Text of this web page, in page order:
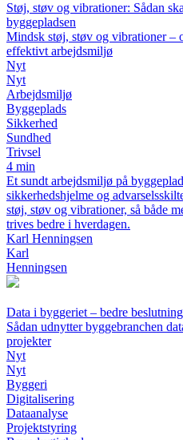
Støj, støv og vibrationer: Sådan
byggepladsen
Mindsk støj, støv og vibrationer –
effektivt arbejdsmiljø
Nyt
Nyt
Arbejdsmiljø
Byggeplads
Sikkerhed
Sundhed
Trivsel
4 min
Et sundt arbejdsmiljø på
sikkerhedshjelme og
støj, støv og vibrationer, så både
trives bedre i hverdagen.
Karl Henningsen
Karl
Henningsen
Data i byggeriet – bedre
Sådan udnytter byggebranchen
projekter
Nyt
Nyt
Byggeri
Digitalisering
Dataanalyse
Projektstyring